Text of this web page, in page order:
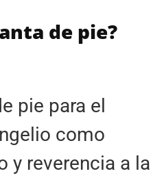
de pie?
pie para el
como
y reverencia a la